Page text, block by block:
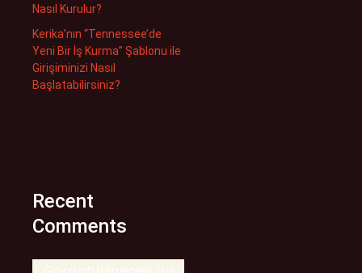
Nasıl Kurulur?
Kerika’nın “Tennessee’de
Yeni Bir İş Kurma” Şablonu ile
Girişiminizi Nasıl
Başlatabilirsiniz?
Recent
Comments